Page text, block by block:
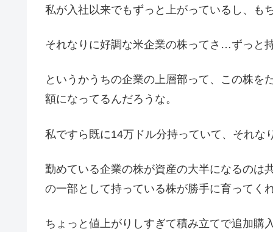
私が入社以来でもずっと上がっているし、も
それなりに好調な米企業の株ってさ…ずっと
というかうちの企業の上層部って、この株を
額になってるんだろうな。
私ですら既に14万ドル分持っていて、それな
勤めている企業の株が資産の大半になるのは
の一部として持っている株が勝手に育ってく
ちょっと値上がりしすぎて積み立てで追加